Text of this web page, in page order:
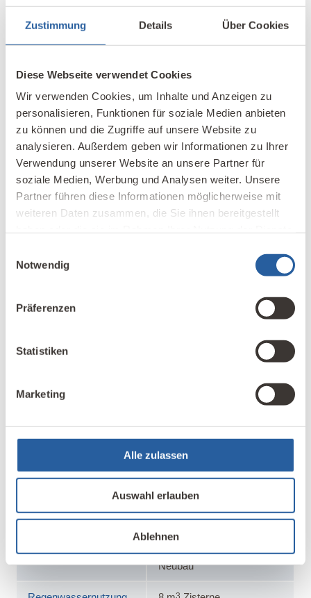
Zustimmung Details Über Cookies
Diese Webseite verwendet Cookies
Wir verwenden Cookies, um Inhalte und Anzeigen zu
personalisieren, Funktionen für soziale Medien anbieten
zu können und die Zugriffe auf unsere Website zu
analysieren. Außerdem geben wir Informationen zu Ihrer
Verwendung unserer Website an unsere Partner für
soziale Medien, Werbung und Analysen weiter. Unsere
Partner führen diese Informationen möglicherweise mit
weiteren Daten zusammen, die Sie ihnen bereitgestellt
Notwendig
Präferenzen
Statistiken
Marketing
Alle zulassen
Auswahl erlauben
Ablehnen
Dämmung,
Massivholzdielen aus
Tanne
Aufbau
Zwischendecken
Stahlbetondecken weiß
gestrichen /
Holzbalkendecken,
Tanne / Holzbalkendecken,
SteicoFloor, Parkettboden
Lärche
Fenster, Türen
Dreh-Kipp Fenster Duo
Holz-Lärche / Historische
rekonstruiert / Historische
wiederinstandgesetzt /
Hauseingangstüren Eiche /
Innentüren aus Tanne
glattastig, Bretttüren Fichte
Füllungstüren Fichte 4-teilig
Energiebedarf 98,20 kWh/m a =
Energieeffizienzklasse C
Wärmeerzeuger Pellet-Zentralheizung
Wandheizung,
Fußbodenheizung,
Heizkörper, für Holzofen
vorbereitet in Alt- und
Neubau
3